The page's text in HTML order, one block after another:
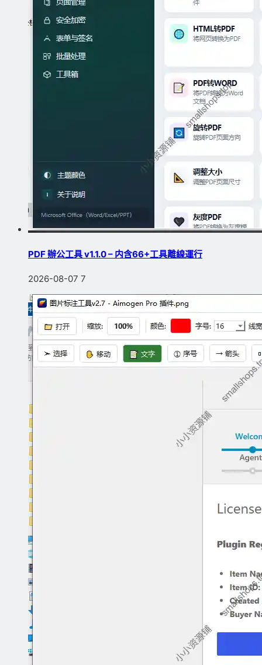
PDF 辦公工具 v1.1.0 – 内含66+工具離線運行
2026-08-07 7